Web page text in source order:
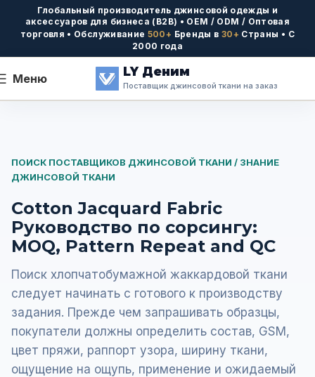
Глобальный производитель джинсовой одежды и
аксессуаров для бизнеса (B2B) • OEM / ODM / Оптовая
торговля • Обслуживание 500+ Бренды в 30+ Страны • С
2000 года
Меню LY Деним
Поставщик джинсовой ткани на заказ
ПОИСК ПОСТАВЩИКОВ ДЖИНСОВОЙ ТКАНИ / ЗНАНИЕ
ДЖИНСОВОЙ ТКАНИ
Cotton Jacquard Fabric
Руководство по сорсингу:
MOQ, Pattern Repeat and QC
Поиск хлопчатобумажной жаккардовой ткани
следует начинать с готового к производству
задания. Прежде чем запрашивать образцы,
покупатели должны определить состав, GSM,
цвет пряжи, раппорт узора, ширину ткани,
ощущение на ощупь, применение и ожидаемый